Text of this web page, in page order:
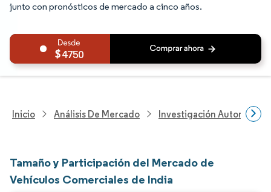
junto con pronósticos de mercado a cinco años.
4750
Inicio Análisis De Mercado Investigación Automotriz
Tamaño y Participación del Mercado de
Vehículos Comerciales de India